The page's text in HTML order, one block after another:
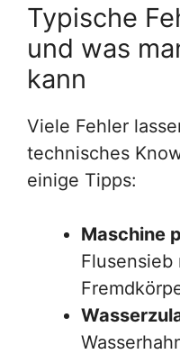
Typische
und was
kann
Viele Fehler
technisches
einige Tipps:
Maschine
Flusensieb